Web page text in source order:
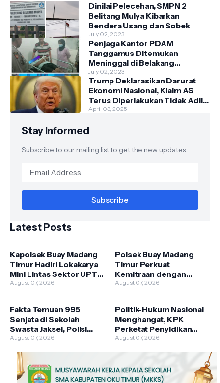
Dinilai Pelecehan, SMPN 2
Belitang Mulya Kibarkan
Bendera Usang dan Sobek
July 02, 2023
Penjaga Kantor PDAM
Tanggamus Ditemukan
Meninggal di Belakang
Kantornya.
July 02, 2023
Trump Deklarasikan Darurat
Ekonomi Nasional, Klaim AS
Terus Diperlakukan Tidak Adil
oleh Negara Asing"
April 03, 2025
Stay Informed
Subscribe to our mailing list to get the new updates.
Latest Posts
Kapolsek Buay Madang
Timur Hadiri Lokakarya
Mini Lintas Sektor UPTD
Puskesmas
August 07, 2026
Polsek Buay Madang
Timur Perkuat
Kemitraan dengan
Warga Lewat Giat
August 07, 2026
Fakta Temuan 995
Senjata di Sekolah
Swasta Jaksel, Polisi
Selidiki Legalitas dan
August 07, 2026
Politik-Hukum Nasional
Menghangat, KPK
Perketat Penyidikan
hingga Istana Bantah Isu
August 07, 2026